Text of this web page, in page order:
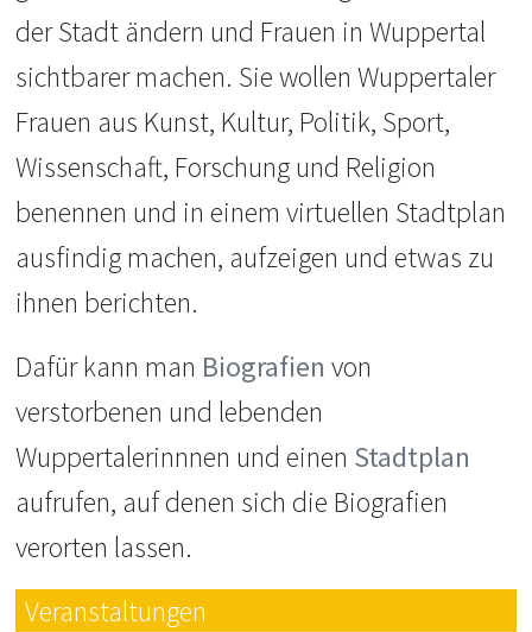
der Stadt ändern und Frauen in Wuppertal
sichtbarer machen. Sie wollen Wuppertaler
Frauen aus Kunst, Kultur, Politik, Sport,
Wissenschaft, Forschung und Religion
benennen und in einem virtuellen Stadtplan
ausfindig machen, aufzeigen und etwas zu
ihnen berichten.
Dafür kann man Biografien von
verstorbenen und lebenden
Wuppertalerinnnen und einen Stadtplan
aufrufen, auf denen sich die Biografien
verorten lassen.
Veranstaltungen